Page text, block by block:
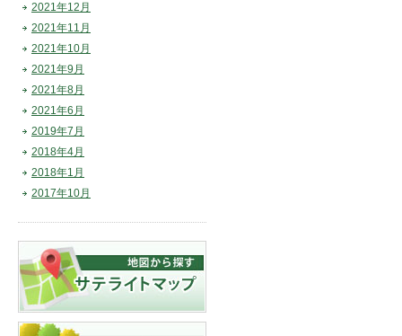
2021年12月
2021年11月
2021年10月
2021年9月
2021年8月
2021年6月
2019年7月
2018年4月
2018年1月
2017年10月